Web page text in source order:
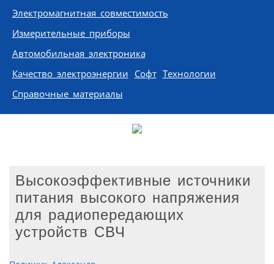
Электромагнитная совместимость
Измерительные приборы
Автомобильная электроника
Качество электроэнергии Софт Технологии
Справочные материалы
Высокоэффективные источники
питания высокого напряжения
для радиопередающих
устройств СВЧ